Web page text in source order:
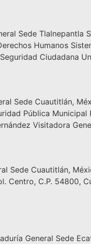
Sede Tlalnepantla
Humanos
Ciudadana
Sede Cuautitlán,
Pública Municipal
Visitadora
Sede Cuautitlán,
Centro, C.P. 54800,
General Sede